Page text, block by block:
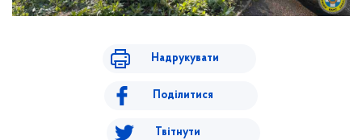
Надрукувати
Поділитися
Твітнути